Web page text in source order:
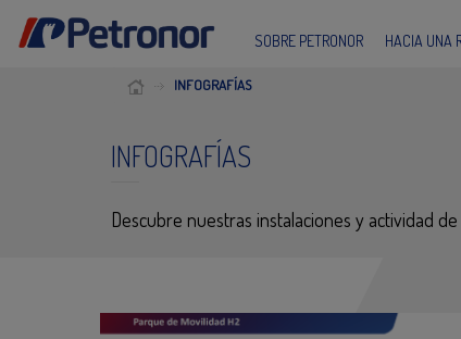
SOBRE PETRONOR HACIA UNA
INFOGRAFÍAS
INFOGRAFÍAS
Descubre nuestras instalaciones y actividad